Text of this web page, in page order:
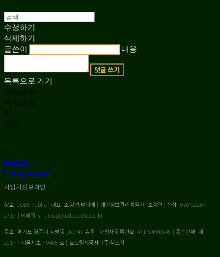
수정하기
삭제하기
글쓴이
내용
댓글 쓰기
목록으로 가기
페이스북
카카오톡
밴드
라인
이용약관
개인정보처리방침
사업자정보확인
상호: CODE Public | 대표: 조장현,박리예 | 개인정보관리책임자: 조장현 | 전화: 070-5226-
2719 | 이메일: shuroop@codepublic.co.kr
주소: 경기도 광주시 능평동 161-47 슈룹 | 사업자등록번호: 471-54-00146 | 통신판매: 제
2017 - 서울서초 - 0486 호 | 호스팅제공자: (주)식스샵